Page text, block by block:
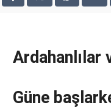
Ardahanlılar
Güne